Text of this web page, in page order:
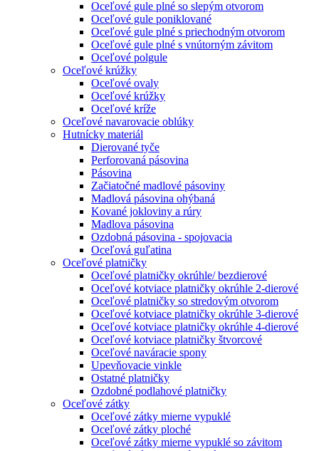
Oceľové gule plné so slepým otvorom
Oceľové gule poniklované
Oceľové gule plné s priechodným otvorom
Oceľové gule plné s vnútorným závitom
Oceľové polgule
Oceľové krúžky
Oceľové ovaly
Oceľové krúžky
Oceľové kríže
Oceľové navarovacie oblúky
Hutnícky materiál
Dierované tyče
Perforovaná pásovina
Pásovina
Začiatočné madlové pásoviny
Madlová pásovina ohýbaná
Kované jokloviny a rúry
Madlova pásovina
Ozdobná pásovina - spojovacia
Oceľová guľatina
Oceľové platničky
Oceľové platničky okrúhle/ bezdierové
Oceľové kotviace platničky okrúhle 2-dierové
Oceľové platničky so stredovým otvorom
Oceľové kotviace platničky okrúhle 3-dierové
Oceľové kotviace platničky okrúhle 4-dierové
Oceľové kotviace platničky štvorcové
Oceľové naváracie spony
Upevňovacie vinkle
Ostatné platničky
Ozdobné podlahové platničky
Oceľové zátky
Oceľové zátky mierne vypuklé
Oceľové zátky ploché
Oceľové zátky mierne vypuklé so závitom